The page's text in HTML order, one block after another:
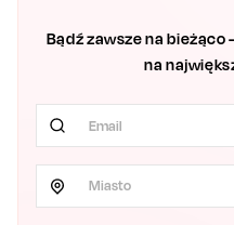
Bądź zawsze na
na
Miasto